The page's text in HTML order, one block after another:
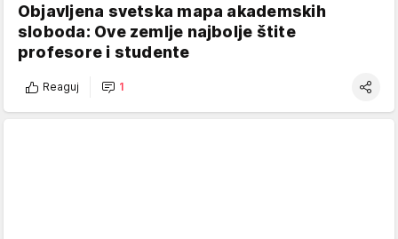
Objavljena svetska mapa akademskih
sloboda: Ove zemlje najbolje štite
profesore i studente
Reaguj 1